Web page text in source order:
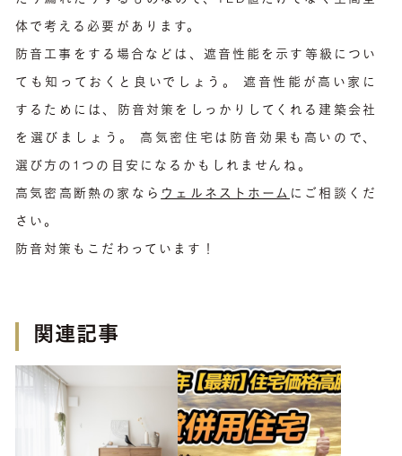
体で考える必要があります。
防音工事をする場合などは、遮音性能を示す等級につい
ても知っておくと良いでしょう。 遮音性能が高い家に
するためには、防音対策をしっかりしてくれる建築会社
を選びましょう。 高気密住宅は防音効果も高いので、
選び方の1つの目安になるかもしれませんね。
高気密高断熱の家なら ウェルネストホーム にご相談くだ
さい。
防音対策もこだわっています！
関連記事